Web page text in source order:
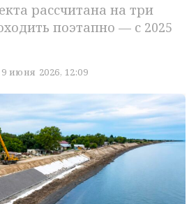
рассчитана на три
поэтапно — с 2025
9 июня 2026, 12:09